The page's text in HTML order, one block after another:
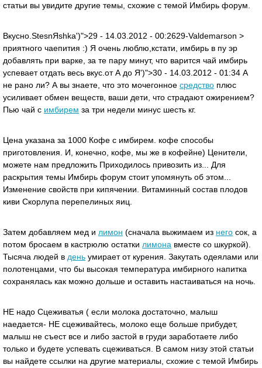
статьи вы увидите другие темы, схожие с темой Имбирь форум.
Вкусно.StesnЯshka')">29 - 14.03.2012 - 00:2629-Valdemarson >
приятного чаепития :) Я очень люблю,кстати, имбирь в пу эр
добавлять при варке, за те пару минут, что варится чай имбирь
успевает отдать весь вкус.от А до Я')">30 - 14.03.2012 - 01:34 А
не рано ли? А вы знаете, что это мочегонное средство плюс
усиливает обмен веществ, ваши дети, что страдают ожирением?
Пью чай с имбирем за три недели минус шесть кг.
Цена указана за 1000 Кофе с имбирем. кофе способы
приготовления. И, конечно, кофе, мы же в кофейне) Ценители,
можете нам предложить Приходилось привозить из... Для
раскрытия темы Имбирь форум стоит упомянуть об этом...
Изменение свойств при кипячении. Витаминный состав плодов
киви Скорлупа перепелиных яиц.
Затем добавляем мед и лимон (сначала выжимаем из него сок, а
потом бросаем в кастрюлю остатки лимона вместе со шкуркой).
Тысяча людей в день умирает от курения. Закутать одеялами или
полотенцами, что бы высокая температура имбирного напитка
сохранялась как можно дольше и оставить настаиваться на ночь.
НЕ надо Сцеживатья ( если молока достаточно, малыш
наедается- НЕ сцеживайтесь, молоко еще больше прибудет,
малыш не съест все и либо застой в груди заработаете либо
только и будете успевать сцеживаться. В самом низу этой статьи
вы найдете ссылки на другие материалы, схожие с темой Имбирь